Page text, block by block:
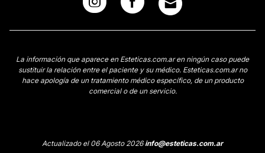
La información que aparece en Esteticas.com.ar en ningún caso puede
sustituir la relación entre el paciente y su médico. Esteticas.com.ar no
hace apología de un tratamiento médico específico, de un producto
comercial o de un servicio.
Actualizado el 06 Agosto 2026info@esteticas.com.ar